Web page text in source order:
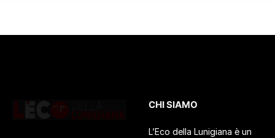
CHI SIAMO
L’Eco della Lunigiana è un